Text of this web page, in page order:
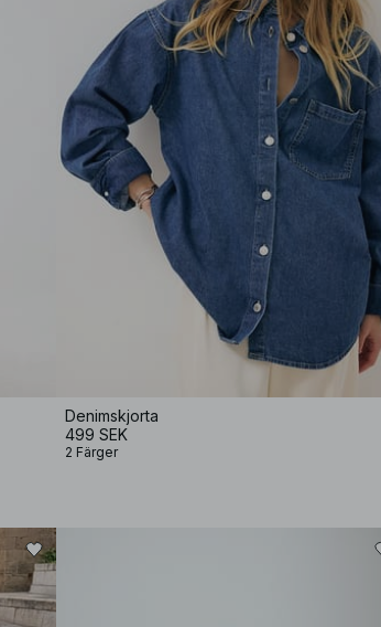
Denimskjorta
499 SEK
2 Färger